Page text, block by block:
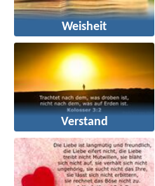
Weisheit
Verstand